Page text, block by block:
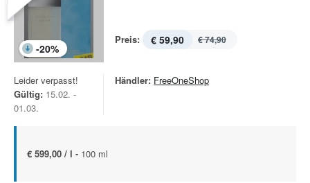
-20%
Preis: € 59,90 € 74,90
Leider verpasst!
Gültig: 15.02. -
01.03.
Händler: FreeOneShop
€ 599,00 / l - 100 ml